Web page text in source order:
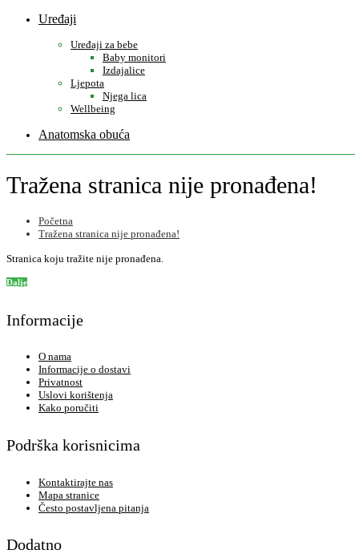
Uređaji
Uređaji za bebe
Baby monitori
Izdajalice
Ljepota
Njega lica
Wellbeing
Anatomska obuća
Tražena stranica nije pronađena!
Početna
Tražena stranica nije pronađena!
Stranica koju tražite nije pronađena.
Dalje
Informacije
O nama
Informacije o dostavi
Privatnost
Uslovi korištenja
Kako poručiti
Podrška korisnicima
Kontaktirajte nas
Mapa stranice
Često postavljena pitanja
Dodatno